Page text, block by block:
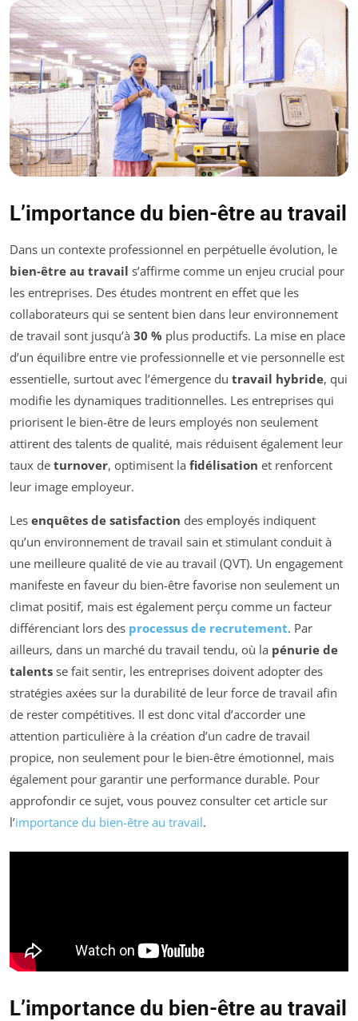
L’importance du bien-être au travail
Dans un contexte professionnel en perpétuelle évolution, le
bien-être au travail s’affirme comme un enjeu crucial pour
les entreprises. Des études montrent en effet que les
collaborateurs qui se sentent bien dans leur environnement
de travail sont jusqu’à 30 % plus productifs. La mise en place
d’un équilibre entre vie professionnelle et vie personnelle est
essentielle, surtout avec l’émergence du travail hybride, qui
modifie les dynamiques traditionnelles. Les entreprises qui
priorisent le bien-être de leurs employés non seulement
attirent des talents de qualité, mais réduisent également leur
taux de turnover, optimisent la fidélisation et renforcent
leur image employeur.
Les enquêtes de satisfaction des employés indiquent
qu’un environnement de travail sain et stimulant conduit à
une meilleure qualité de vie au travail (QVT). Un engagement
manifeste en faveur du bien-être favorise non seulement un
climat positif, mais est également perçu comme un facteur
différenciant lors des processus de recrutement. Par
ailleurs, dans un marché du travail tendu, où la pénurie de
talents se fait sentir, les entreprises doivent adopter des
stratégies axées sur la durabilité de leur force de travail afin
de rester compétitives. Il est donc vital d’accorder une
attention particulière à la création d’un cadre de travail
propice, non seulement pour le bien-être émotionnel, mais
également pour garantir une performance durable. Pour
approfondir ce sujet, vous pouvez consulter cet article sur
l’importance du bien-être au travail.
L’importance du bien-être au travail